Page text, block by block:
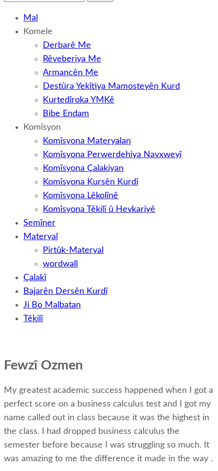
Mal
Komele
Derbarê Me
Rêveberiya Me
Armancên Me
Destûra Yekîtiya Mamosteyên Kurd
Kurtedîroka YMKê
Bibe Endam
Komîsyon
Komîsyona Materyalan
Komîsyona Perwerdehiya Navxweyî
Komîsyona Çalakiyan
Komîsyona Kursên Kurdî
Komîsyona Lêkolînê
Komîsyona Têkilî û Hevkariyê
Semîner
Materyal
Pirtûk-Materyal
wordwall
Çalakî
Bajarên Dersên Kurdî
Ji Bo Malbatan
Têkilî
Fewzî Ozmen
My greatest academic success happened when I got a
perfect score on a business calculus test and I got my
name called out in class because it was the highest in
the class. I had dropped business calculus the
semester before because I was struggling so much. It
was amazing to me the difference it made in the way .